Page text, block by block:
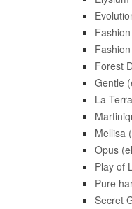
Forest
Gentle
La
Mellisa
Opus
Play of
Pure
Secret